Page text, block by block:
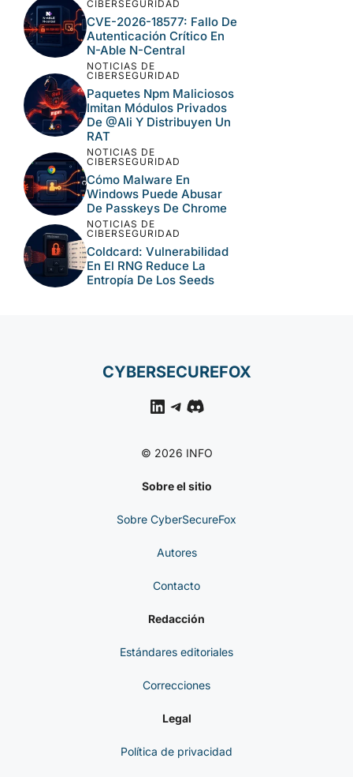
Ataques A N-Able N-
Central Permiten Acceso
Remoto A Entornos
Gestionados
NOTICIAS DE
CIBERSEGURIDAD
Compromiso De Keyv Y
Paquetes Relacionados
En Ataque Npm 2026
NOTICIAS DE
CIBERSEGURIDAD
CVE-2026-18577: Fallo
De Autenticación Crítico
En N-Able N-Central
NOTICIAS DE
CIBERSEGURIDAD
Paquetes Npm
Maliciosos Imitan
Módulos Privados De
@ali Y Distribuyen Un
De Passkeys De Chrome
Coldcard: Vulnerabilidad
CYBERSECUREFOX
LinkedIn
Telegram
Discord
© 2026 INFO
Sobre el sitio
Sobre CyberSecureFox
Autores
Contacto